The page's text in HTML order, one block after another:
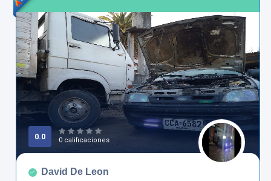
0.0 0 calificaciones
David De Leon